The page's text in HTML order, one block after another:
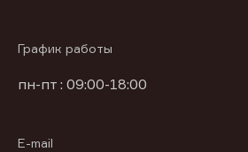
График работы
пн-пт : 09:00-18:00
E-mail